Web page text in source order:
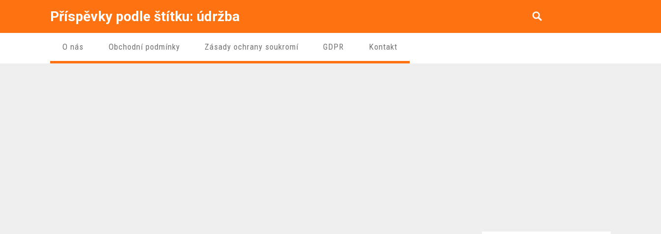
Příspěvky podle štítku: údržba
O nás Obchodní podmínky Zásady ochrany soukromí GDPR Kontakt